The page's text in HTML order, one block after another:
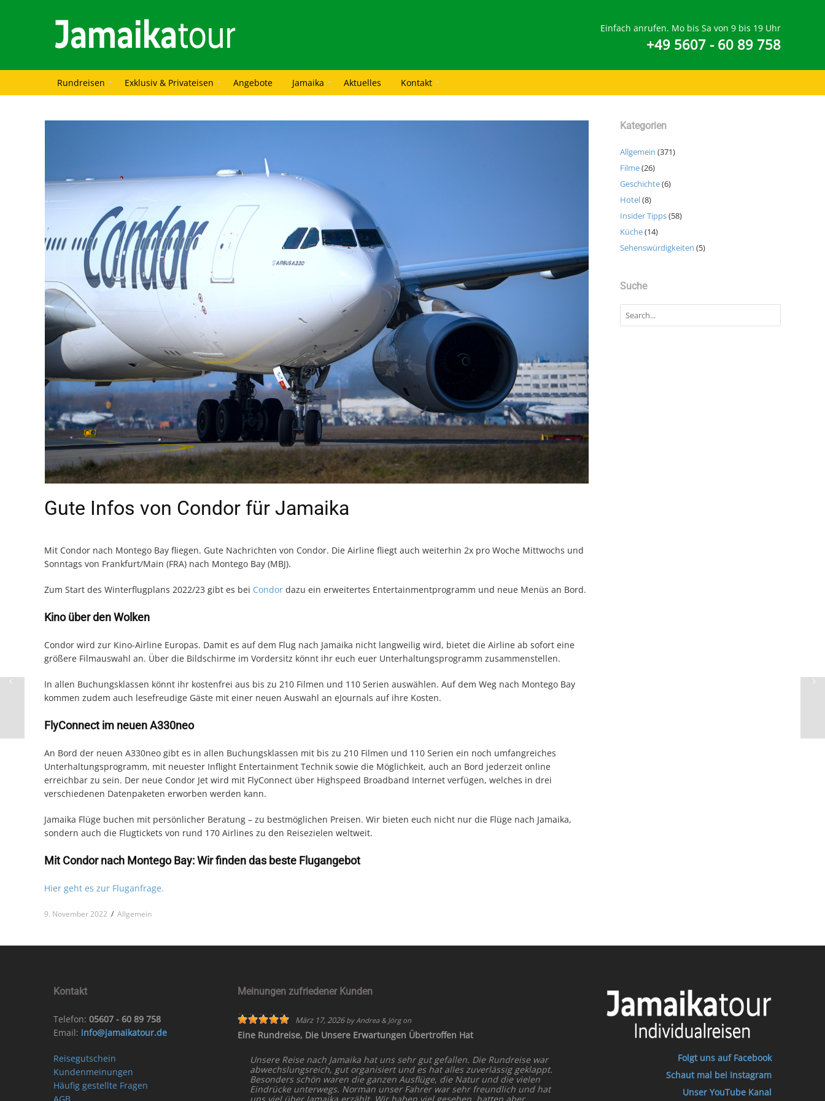
Einfach anrufen. Mo bis Sa von 9 bis 19 Uhr
+49 5607 - 60 89 758
Rundreisen Exklusiv & Privateisen Angebote Jamaika Aktuelles Kontakt
Gute Infos von Condor für Jamaika
Mit Condor nach Montego Bay fliegen. Gute Nachrichten von Condor. Die Airline fliegt auch weiterhin 2x pro Woche Mittwochs und
Sonntags von Frankfurt/Main (FRA) nach Montego Bay (MBJ).
Zum Start des Winterflugplans 2022/23 gibt es bei Condor dazu ein erweitertes Entertainmentprogramm und neue Menüs an Bord.
Kino über den Wolken
Condor wird zur Kino-Airline Europas. Damit es auf dem Flug nach Jamaika nicht langweilig wird, bietet die Airline ab sofort eine
größere Filmauswahl an. Über die Bildschirme im Vordersitz könnt ihr euch euer Unterhaltungsprogramm zusammenstellen.
In allen Buchungsklassen könnt ihr kostenfrei aus bis zu 210 Filmen und 110 Serien auswählen. Auf dem Weg nach Montego Bay
kommen zudem auch lesefreudige Gäste mit einer neuen Auswahl an eJournals auf ihre Kosten.
FlyConnect im neuen A330neo
An Bord der neuen A330neo gibt es in allen Buchungsklassen mit bis zu 210 Filmen und 110 Serien ein noch umfangreiches
Unterhaltungsprogramm, mit neuester Inflight Entertainment Technik sowie die Möglichkeit, auch an Bord jederzeit online
erreichbar zu sein. Der neue Condor Jet wird mit FlyConnect über Highspeed Broadband Internet verfügen, welches in drei
verschiedenen Datenpaketen erworben werden kann.
Jamaika Flüge buchen mit persönlicher Beratung – zu bestmöglichen Preisen. Wir bieten euch nicht nur die Flüge nach Jamaika,
sondern auch die Flugtickets von rund 170 Airlines zu den Reisezielen weltweit.
Mit Condor nach Montego Bay: Wir finden das beste Flugangebot
Hier geht es zur Fluganfrage.
9. November 2022 / Allgemein
Kategorien
Allgemein (371)
Filme(26)
Geschichte(6)
Hotel(8)
Insider Tipps(58)
Küche(14)
Sehenswürdigkeiten (5)
Suche
Kontakt
Telefon: 05607 - 60 89 758
Email: info@jamaikatour.de
Reisegutschein
Kundenmeinungen
Häufig gestellte Fragen
AGB
Meinungen zufriedener Kunden
März 17, 2026by Andrea & Jörgon
Eine Rundreise, Die Unsere Erwartungen Übertroffen Hat
Unsere Reise nach Jamaika hat uns sehr gut gefallen. Die Rundreise war
abwechslungsreich, gut organisiert und es hat alles zuverlässig geklappt.
Besonders schön waren die ganzen Ausflüge, die Natur und die vielen
Eindrücke unterwegs. Norman unser Fahrer war sehr freundlich und hat
uns viel über Jamaika erzählt. Wir haben viel gesehen, hatten aber
Folgt uns auf Facebook
Schaut mal bei Instagram
Unser YouTube Kanal